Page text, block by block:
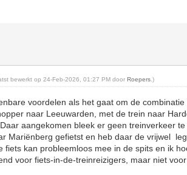
bewerkt op 24-Feb-2026, 01:27 PM doorRoepers .)
voordelen als het gaat om de
naar Leeuwarden, met de trein naar
aangekomen bleek er geen treinverkeer
Mariënberg gefietst en heb daar de vrijwel
fiets kan probleemloos mee in de spits en ik
voor fiets-in-de-treinreizigers, maar niet